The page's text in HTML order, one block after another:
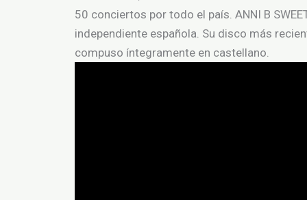
50 conciertos por todo el país. ANNI B
independiente española. Su disco más
compuso íntegramente en castellano.